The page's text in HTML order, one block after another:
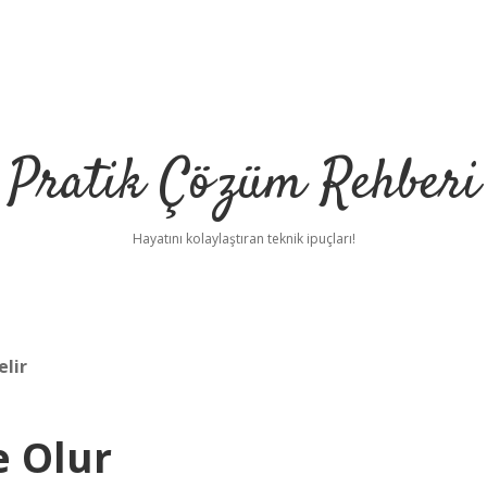
Pratik Çözüm Rehberi
Hayatını kolaylaştıran teknik ipuçları!
Olur